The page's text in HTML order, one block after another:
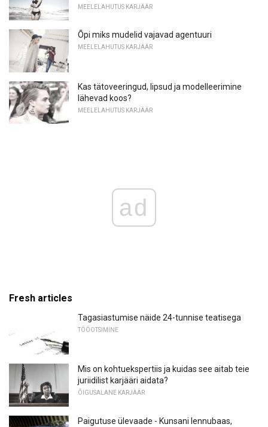
MEELELAHUTUS KARJÄÄR
Õpi miks mudelid vajavad agentuuri
MEELELAHUTUS KARJÄÄR
Kas tätoveeringud, lipsud ja modelleerimine
lähevad koos?
MEELELAHUTUS KARJÄÄR
ad
Fresh articles
Tagasiastumise näide 24-tunnise teatisega
TÖÖOTSIMINE
Mis on kohtuekspertiis ja kuidas see aitab teie
juriidilist karjääri aidata?
ÕIGUSALANE KARJÄÄR
Paigutuse ülevaade - Kunsani lennubaas,